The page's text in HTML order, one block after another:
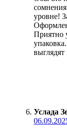
уровне!
Приятно
Услада